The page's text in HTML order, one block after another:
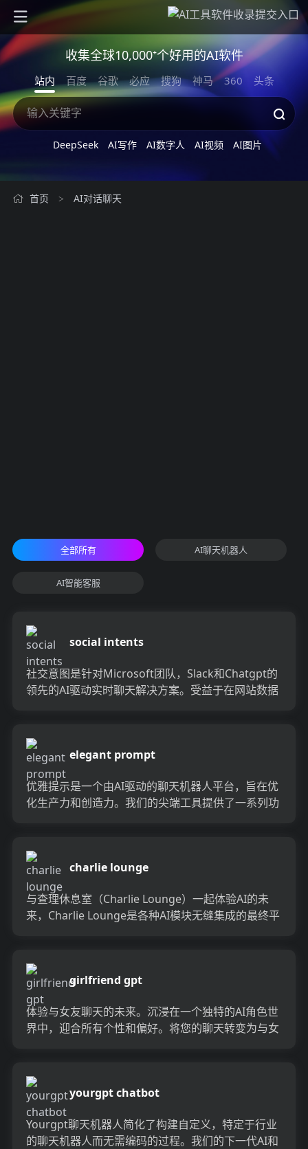
收集全球10,000⁺个好用的AI软件
站内 百度 谷歌 必应 搜狗 神马 360 头条
DeepSeek AI写作 AI数字人 AI视频 AI图片
首页 > AI对话聊天
全部所有 AI聊天机器人
AI智能客服
social intents
社交意图是针对Microsoft团队，Slack和Chatgpt的
领先的AI驱动实时聊天解决方案。受益于在网站数据
elegant prompt
优雅提示是一个由AI驱动的聊天机器人平台，旨在优
化生产力和创造力。我们的尖端工具提供了一系列功
charlie lounge
与查理休息室（Charlie Lounge）一起体验AI的未
来，Charlie Lounge是各种AI模块无缝集成的最终平
girlfriend gpt
体验与女友聊天的未来。沉浸在一个独特的AI角色世
界中，迎合所有个性和偏好。将您的聊天转变为与女
yourgpt chatbot
Yourgpt聊天机器人简化了构建自定义，特定于行业
的聊天机器人而无需编码的过程。我们的下一代AI和